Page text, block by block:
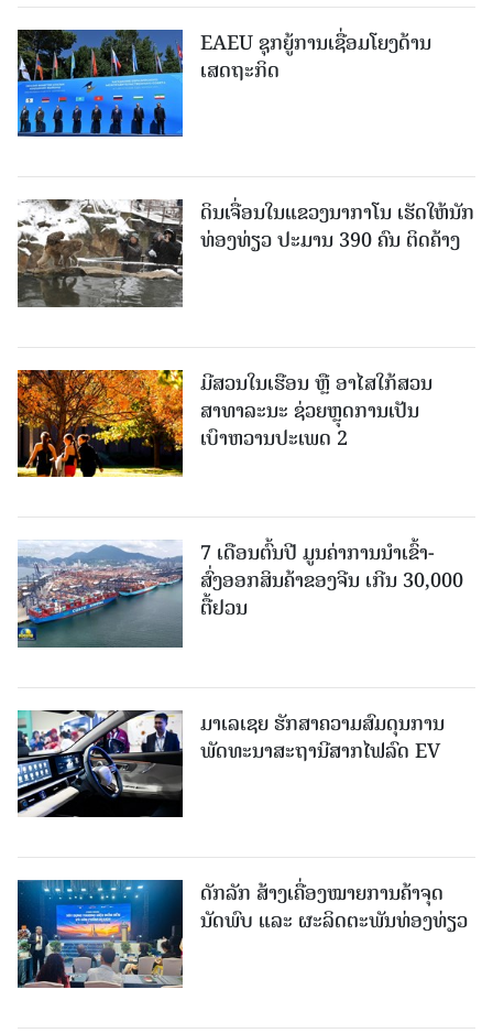
EAEU ຊຸກຍູ້ການເຊື່ອມໂຍງດ້ານ
ເສດຖະກິດ
ດິນເຈື່ອນໃນແຂວງນາກາໂນ ເຮັດໃຫ້ນັກ
ທ່ອງທ່ຽວ ປະມານ 390 ຄົນ ຕິດຄ້າງ
ມີສວນໃນເຮືອນ ຫຼື ອາໄສໃກ້ສວນ
ສາທາລະນະ ຊ່ວຍຫຼຸດການເປັນ
ເບົາຫວານປະເພດ 2
7 ເດືອນຕົ້ນປີ ມູນຄ່າການນຳເຂົ້າ-
ສົ່ງອອກສິນຄ້າຂອງຈີນ ເກີນ 30,000
ຕື້ຢວນ
ມາເລເຊຍ ຮັກສາຄວາມສົມດຸນການ
ພັດທະນາສະຖານີສາກໄຟລົດ EV
ດັກລັກ ສ້າງເຄື່ອງໝາຍການຄ້າຈຸດ
ນັດພົບ ແລະ ຜະລິດຕະພັນທ່ອງທ່ຽວ